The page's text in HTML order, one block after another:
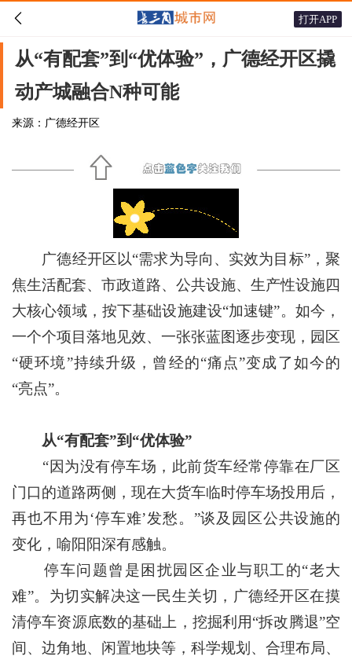
 打开APP
从“有配套”到“优体验”，广德经开区撬
动产城融合N种可能
来源：广德经开区
广德经开区以“需求为导向、实效为目标”，聚
焦生活配套、市政道路、公共设施、生产性设施四
大核心领域，按下基础设施建设“加速键”。如今，
一个个项目落地见效、一张张蓝图逐步变现，园区
“硬环境”持续升级，曾经的“痛点”变成了如今的
“亮点”。
从“有配套”到“优体验”
“因为没有停车场，此前货车经常停靠在厂区
门口的道路两侧，现在大货车临时停车场投用后，
再也不用为‘停车难’发愁。”谈及园区公共设施的
变化，喻阳阳深有感触。
停车问题曾是困扰园区企业与职工的“老大
难”。为切实解决这一民生关切，广德经开区在摸
清停车资源底数的基础上，挖掘利用“拆改腾退”空
间、边角地、闲置地块等，科学规划、合理布局、